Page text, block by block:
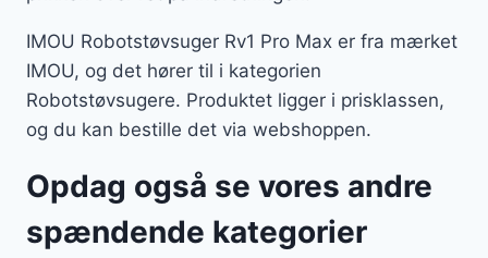
IMOU Robotstøvsuger Rv1 Pro Max er fra mærket
IMOU, og det hører til i kategorien
Robotstøvsugere. Produktet ligger i prisklassen,
og du kan bestille det via webshoppen.
Opdag også se vores andre
spændende kategorier